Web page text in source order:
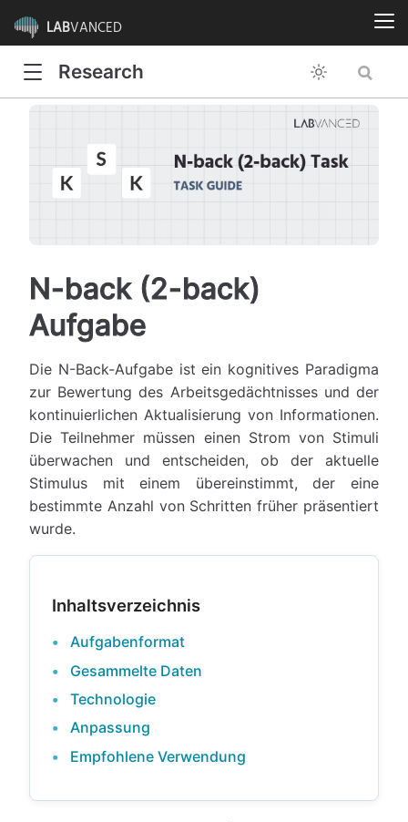
LABVANCED
Research
N-back (2-back)
Aufgabe
Die N-Back-Aufgabe ist ein kognitives Paradigma
zur Bewertung des Arbeitsgedächtnisses und der
kontinuierlichen Aktualisierung von Informationen.
Die Teilnehmer müssen einen Strom von Stimuli
überwachen und entscheiden, ob der aktuelle
Stimulus mit einem übereinstimmt, der eine
bestimmte Anzahl von Schritten früher präsentiert
wurde.
Inhaltsverzeichnis
Aufgabenformat
Gesammelte Daten
Technologie
Anpassung
Empfohlene Verwendung